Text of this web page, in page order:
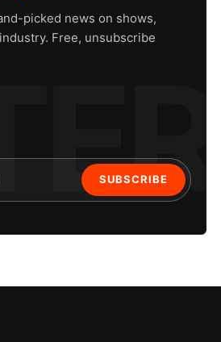
picked news on shows,
Free, unsubscribe
SUBSCRIBE